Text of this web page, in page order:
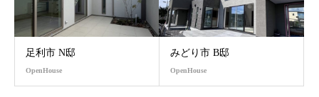
足利市 N邸
OpenHouse
みどり市 B邸
OpenHouse